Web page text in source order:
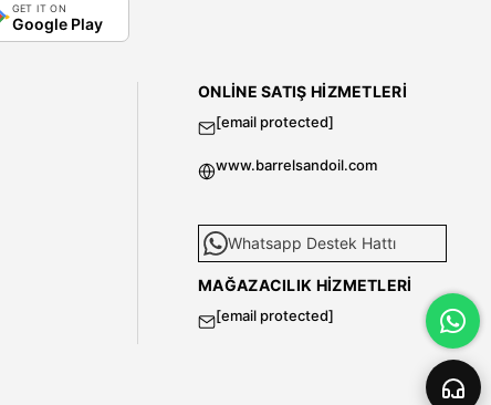
GET IT ON
Google Play
ONLINE SATIŞ HIZMETLERI
[email protected]
www.barrelsandoil.com
Whatsapp Destek Hattı
MAĞAZACILIK HIZMETLERI
[email protected]